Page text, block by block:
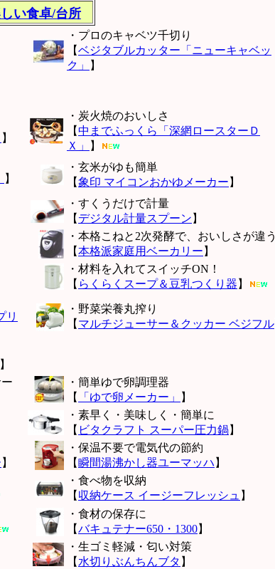
い食卓/台所
・プロのキャベツ千切り
【ベジタブルカッター「ニューキャベッ
ク」
】
】
・炭火焼のおいしさ
【中までふっくら「深網ロースターＤ
Ｘ」
】
】
・玄米がゆも簡単
【象印 マイコンおかゆメーカー 】
・すくうだけで計量
【 デジタル計量スプーン 】
・本格こねと2次発酵で、おいしさが違う
【本格派家庭用ベーカリー 】
・材料を入れてスイッチON！
【 らくらくスープ＆豆乳つくり器 】
リ
・野菜栄養丸搾り
【 マルチジューサー＆クッカー ベジフル
】
・簡単ゆで卵調理器
【
「ゆで卵メーカー」
】
・素早く・美味しく・簡単に
【 ビタクラフト スーパー圧力鍋】
】
・保温不要で電気代の節約
【瞬間湯沸かし器ユーマッハ 】
・食べ物を収納
【 収納ケース イージーフレッシュ 】
・食材の保存に
【バキュテナー650・1300】
・生ゴミ軽減・匂い対策
【 水切りぶんちんブタ 】